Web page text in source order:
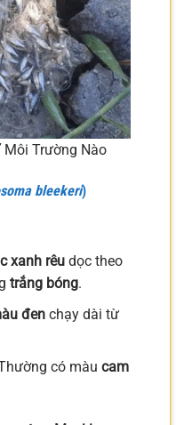
Môi Trường Nào
bleekeri)
xanh rêudọc theo
trắng bóng.
đenchạy dài từ
có màu cam